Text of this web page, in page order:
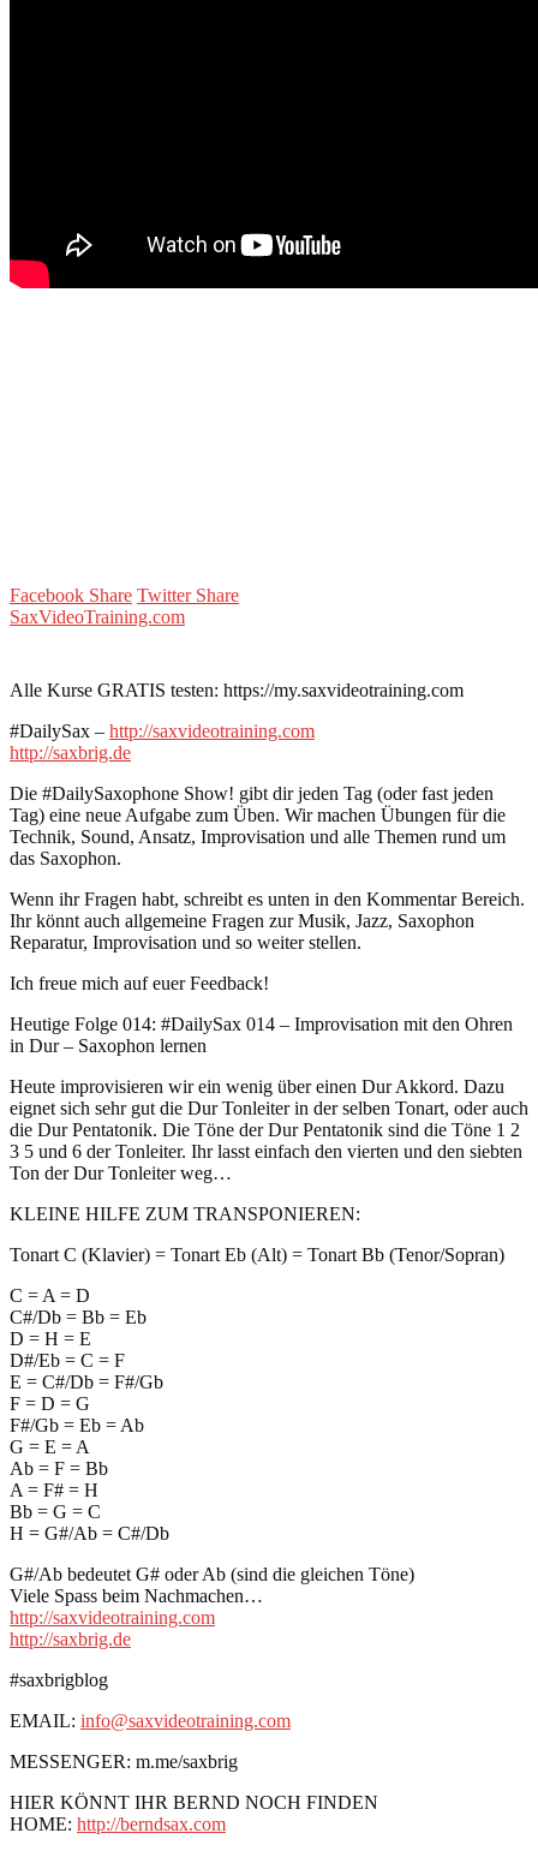
Facebook Share Twitter Share
SaxVideoTraining.com
Alle Kurse GRATIS testen: https://my.saxvideotraining.com
#DailySax – http://saxvideotraining.com
http://saxbrig.de
Die #DailySaxophone Show! gibt dir jeden Tag (oder fast jeden
Tag) eine neue Aufgabe zum Üben. Wir machen Übungen für die
Technik, Sound, Ansatz, Improvisation und alle Themen rund um
das Saxophon.
Wenn ihr Fragen habt, schreibt es unten in den Kommentar Bereich.
Ihr könnt auch allgemeine Fragen zur Musik, Jazz, Saxophon
Reparatur, Improvisation und so weiter stellen.
Ich freue mich auf euer Feedback!
Heutige Folge 014: #DailySax 014 – Improvisation mit den Ohren
in Dur – Saxophon lernen
Heute improvisieren wir ein wenig über einen Dur Akkord. Dazu
eignet sich sehr gut die Dur Tonleiter in der selben Tonart, oder auch
die Dur Pentatonik. Die Töne der Dur Pentatonik sind die Töne 1 2
3 5 und 6 der Tonleiter. Ihr lasst einfach den vierten und den siebten
Ton der Dur Tonleiter weg…
KLEINE HILFE ZUM TRANSPONIEREN:
Tonart C (Klavier) = Tonart Eb (Alt) = Tonart Bb (Tenor/Sopran)
C = A = D
C#/Db = Bb = Eb
D = H = E
D#/Eb = C = F
E = C#/Db = F#/Gb
F = D = G
F#/Gb = Eb = Ab
G = E = A
Ab = F = Bb
A = F# = H
Bb = G = C
H = G#/Ab = C#/Db
G#/Ab bedeutet G# oder Ab (sind die gleichen Töne)
Viele Spass beim Nachmachen…
http://saxvideotraining.com
http://saxbrig.de
#saxbrigblog
EMAIL: info@saxvideotraining.com
MESSENGER: m.me/saxbrig
HIER KÖNNT IHR BERND NOCH FINDEN
HOME: http://berndsax.com